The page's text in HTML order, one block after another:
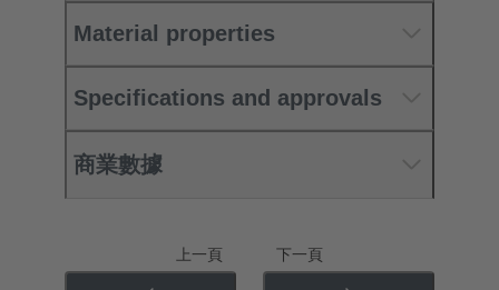
Material properties
Specifications and approvals
商業數據
上一頁 下一頁